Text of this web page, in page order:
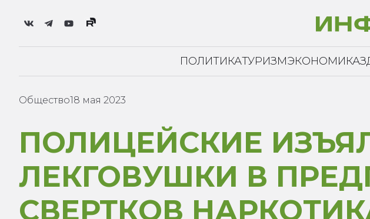
ПОЛИТИКАТУРИЗМЭКОНОМИКА
Общество18 мая 2023
ПОЛИЦЕЙСКИЕ
ЛЕКГОВУШКИ В
СВЕРТКОВ